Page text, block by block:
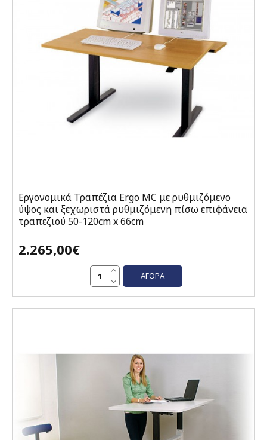
Εργονομικά Τραπέζια Ergo MC με ρυθμιζόμενο
ύψος και ξεχωριστά ρυθμιζόμενη πίσω επιφάνεια
τραπεζιού 50-120cm x 66cm
2.265,00€
ΑΓΟΡΆ